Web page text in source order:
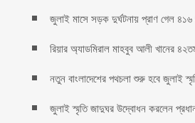
জুলাই মাসে সড়ক দুর্ঘটনায় প্রাণ গেল ৪১৬
রিয়ার অ্যাডমিরাল মাহবুব আলী খানের
নতুন বাংলাদেশের পথচলা শুরু হবে জুলাই
জুলাই স্মৃতি জাদুঘর উদ্বোধন করলেন